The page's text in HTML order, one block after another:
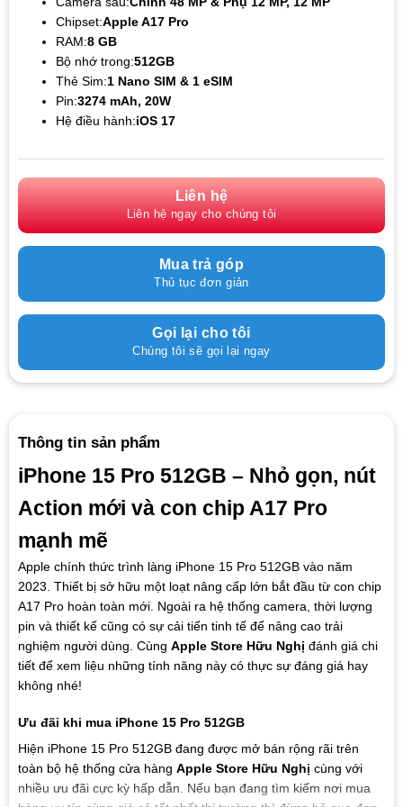
Thông tin sản phẩm
iPhone 15 Pro 512GB – Nhỏ gọn, nút
Action mới và con chip A17 Pro
mạnh mẽ
Apple chính thức trình làng iPhone 15 Pro 512GB vào năm
2023. Thiết bị sở hữu một loạt nâng cấp lớn bắt đầu từ con chip
A17 Pro hoàn toàn mới. Ngoài ra hệ thống camera, thời lượng
pin và thiết kế cũng có sự cải tiến tinh tế để nâng cao trải
nghiệm người dùng. Cùng Apple Store Hữu Nghị đánh giá chi
tiết để xem liệu những tính năng này có thực sự đáng giá hay
không nhé!
Ưu đãi khi mua iPhone 15 Pro 512GB
Hiện iPhone 15 Pro 512GB đang được mở bán rộng rãi trên
toàn bộ hệ thống cửa hàng Apple Store Hữu Nghị cùng với
nhiều ưu đãi cực kỳ hấp dẫn. Nếu bạn đang tìm kiếm nơi mua
Chipset:Apple A17 Pro
RAM:8 GB
Bộ nhớ trong:512GB
Thẻ Sim:1 Nano SIM & 1 eSIM
Pin:3274 mAh, 20W
Hệ điều hành:iOS 17
Liên hệ
Liên hệ ngay cho chúng tôi
Mua trả góp
Thủ tục đơn giản
Gọi lại cho tôi
Chúng tôi sẽ gọi lại ngay